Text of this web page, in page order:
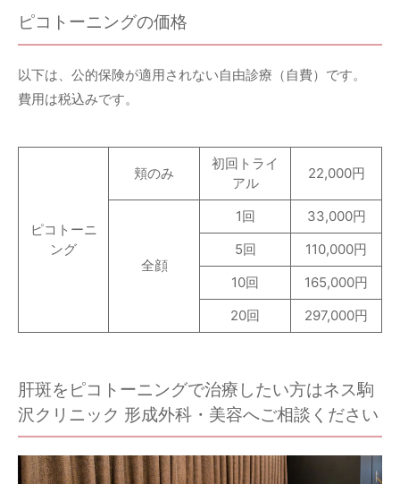
ピコトーニングの価格
以下は、公的保険が適用されない自由診療（自費）です。
費用は税込みです。
ピコトーニ
ング
頬のみ
初回トライ
アル
22,000円
全顔
1回
33,000円
5回
110,000円
10回
165,000円
20回
297,000円
肝斑をピコトーニングで治療したい方はネス駒
沢クリニック 形成外科・美容へご相談ください